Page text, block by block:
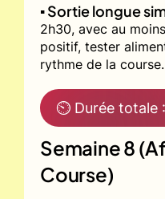
▪️ Sortie longue
2h30, avec au
positif, tester
rythme de la course.
⏲ Durée totale
Semaine 8
Course)